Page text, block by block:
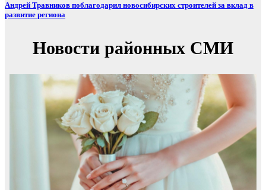
Андрей Травников поблагодарил новосибирских строителей за вклад в
развитие региона